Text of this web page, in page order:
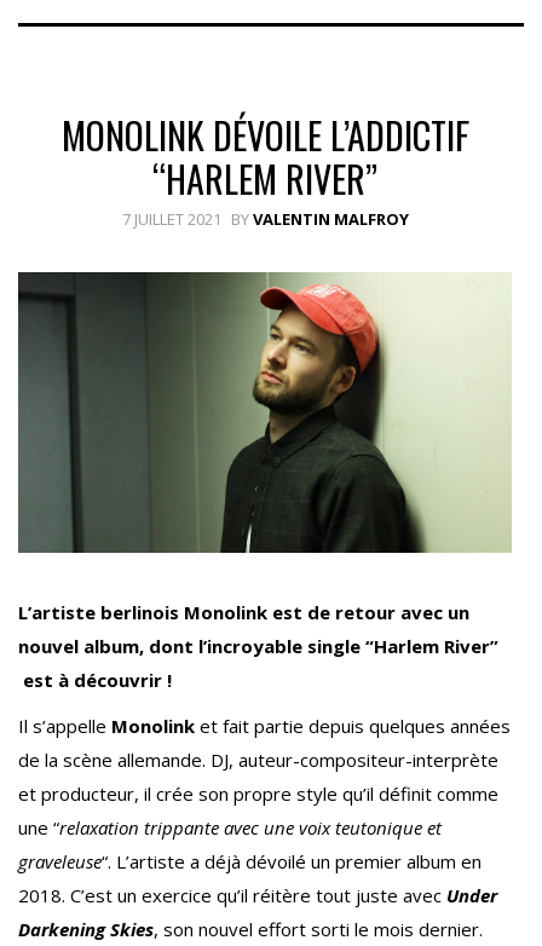
MONOLINK DÉVOILE L’ADDICTIF
“HARLEM RIVER”
7 JUILLET 2021 BYVALENTIN MALFROY
L’artiste berlinois Monolink est de retour avec un
nouvel album, dont l’incroyable single “Harlem River”
est à découvrir !
Il s’appelle Monolink et fait partie depuis quelques années
de la scène allemande. DJ, auteur-compositeur-interprète
et producteur, il crée son propre style qu’il définit comme
une “relaxation trippante avec une voix teutonique et
graveleuse“. L’artiste a déjà dévoilé un premier album en
2018. C’est un exercice qu’il réitère tout juste avec Under
Darkening Skies, son nouvel effort sorti le mois dernier.